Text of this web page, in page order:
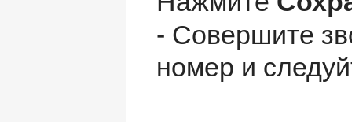
- Совершите
номер и